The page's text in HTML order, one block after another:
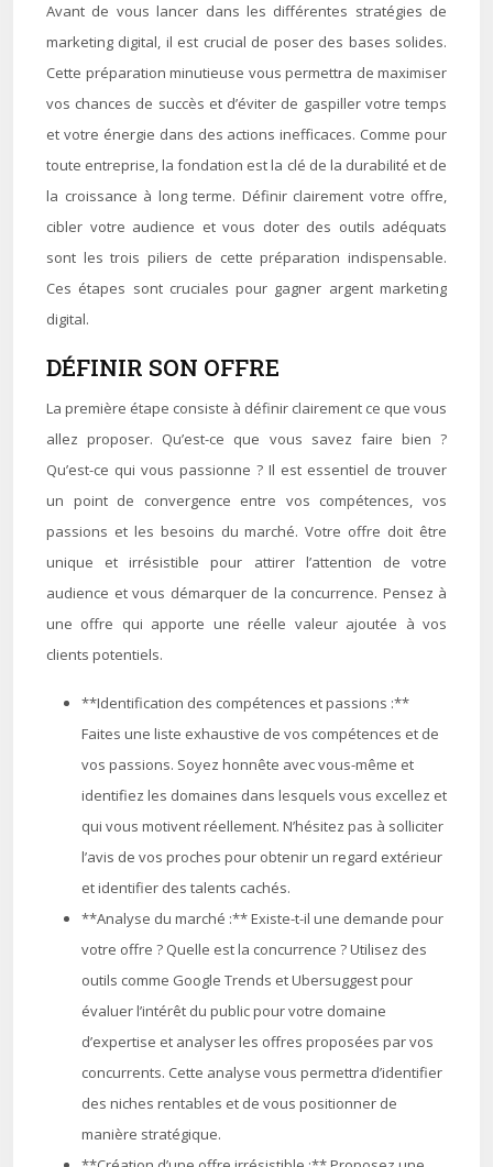
Avant de vous lancer dans les différentes stratégies de
marketing digital, il est crucial de poser des bases solides.
Cette préparation minutieuse vous permettra de maximiser
vos chances de succès et d’éviter de gaspiller votre temps
et votre énergie dans des actions inefficaces. Comme pour
toute entreprise, la fondation est la clé de la durabilité et de
la croissance à long terme. Définir clairement votre offre,
cibler votre audience et vous doter des outils adéquats
sont les trois piliers de cette préparation indispensable.
Ces étapes sont cruciales pour gagner argent marketing
digital.
DÉFINIR SON OFFRE
La première étape consiste à définir clairement ce que vous
allez proposer. Qu’est-ce que vous savez faire bien ?
Qu’est-ce qui vous passionne ? Il est essentiel de trouver
un point de convergence entre vos compétences, vos
passions et les besoins du marché. Votre offre doit être
unique et irrésistible pour attirer l’attention de votre
audience et vous démarquer de la concurrence. Pensez à
une offre qui apporte une réelle valeur ajoutée à vos
clients potentiels.
**Identification des compétences et passions :**
Faites une liste exhaustive de vos compétences et de
vos passions. Soyez honnête avec vous-même et
identifiez les domaines dans lesquels vous excellez et
qui vous motivent réellement. N’hésitez pas à solliciter
l’avis de vos proches pour obtenir un regard extérieur
et identifier des talents cachés.
**Analyse du marché :** Existe-t-il une demande pour
votre offre ? Quelle est la concurrence ? Utilisez des
outils comme Google Trends et Ubersuggest pour
évaluer l’intérêt du public pour votre domaine
d’expertise et analyser les offres proposées par vos
concurrents. Cette analyse vous permettra d’identifier
des niches rentables et de vous positionner de
manière stratégique.